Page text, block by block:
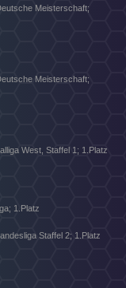
Meisterschaft;
Meisterschaft;
West, Staffel 1; 1.Platz
1.Platz
Staffel 2; 1.Platz